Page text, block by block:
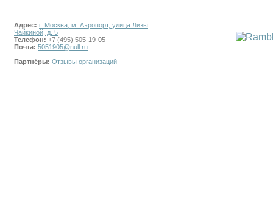
Адрес: г. Москва, м. Аэропорт, улица Лизы
Чайкиной, д. 5
Телефон: +7 (495) 505-19-05
Почта: 5051905@null.ru
Партнёры: Отзывы организаций